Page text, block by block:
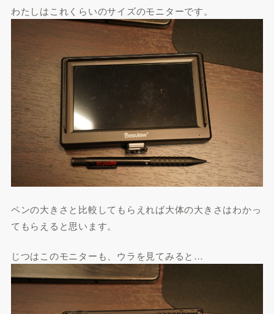
わたしはこれくらいのサイズのモニターです。
ペンの大きさと比較してもらえれば大体の大きさはわかっ
てもらえると思います。
じつはこのモニターも、ウラを見てみると…